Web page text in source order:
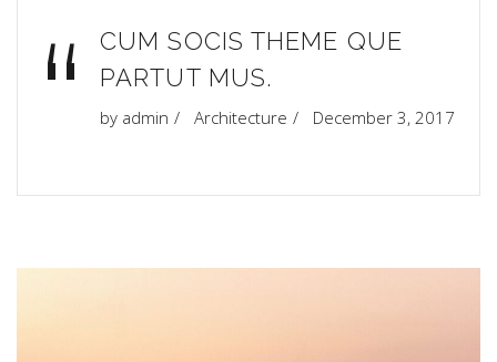
“
CUM SOCIS THEME QUE
PARTUT MUS.
by admin Architecture December 3, 2017